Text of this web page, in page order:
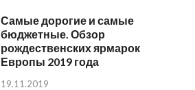
Самые дорогие и самые
бюджетные. Обзор
рождественских ярмарок
Европы 2019 года
19.11.2019